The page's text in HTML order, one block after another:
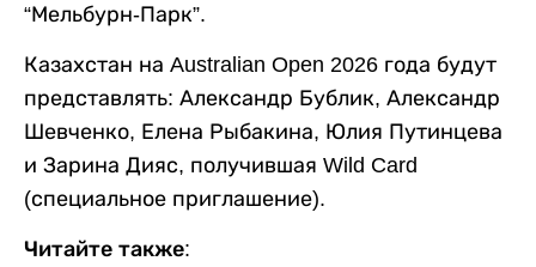
“Мельбурн-Парк”.
Казахстан на Australian Open 2026 года будут
представлять: Александр Бублик, Александр
Шевченко, Елена Рыбакина, Юлия Путинцева
и Зарина Дияс, получившая Wild Card
(специальное приглашение).
Читайте также: